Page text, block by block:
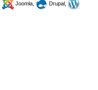
Joomla,
Drupal,